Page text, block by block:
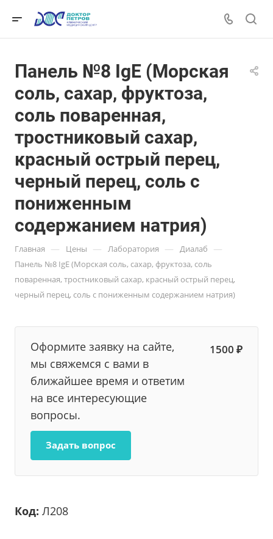
Панель №8 IgE (Морская
соль, сахар, фруктоза,
соль поваренная,
тростниковый сахар,
красный острый перец,
черный перец, соль с
пониженным
содержанием натрия)
Главная — Цены — Лаборатория — Диалаб —
Панель №8 IgE (Морская соль, сахар, фруктоза, соль
поваренная, тростниковый сахар, красный острый перец,
черный перец, соль с пониженным содержанием натрия)
Оформите заявку на сайте,
мы свяжемся с вами в
ближайшее время и ответим
на все интересующие
вопросы.
1500 ₽
Задать вопрос
Код: Л208